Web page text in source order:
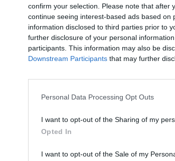
confirm your selection. Please note that after
continue seeing interest-based ads based
information disclosed to third parties prior to
further disclosure of your personal
participants. This information may also be
Downstream Participants that may further
Personal Data Processing Opt Outs
I want to opt-out of the Sharing of my
Opted In
I want to opt-out of the Sale of my